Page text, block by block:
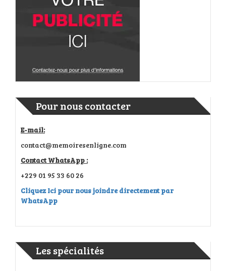
Pour nous contacter
E-mail:
contact@memoiresenligne.com
Contact WhatsApp :
+229 01 95 33 60 26
Cliquez Ici pour nous joindre directement par
WhatsApp
Les spécialités